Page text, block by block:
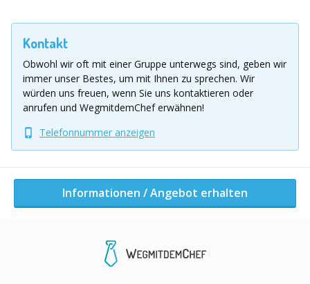
Flasche Sekt für das Gewinnerteam
Genussevent im Restaurant
3-Gang Menü
Vorspeise
Hauptgang
Dessert
3 Getränke zur Auswahl aus:
Softdrinks
Alkoholfreies Bier
Kontakt
Obwohl wir oft mit einer Gruppe unterwegs sind, geben wir
immer unser Bestes, um mit Ihnen zu sprechen. Wir
würden uns freuen, wenn Sie uns kontaktieren oder
anrufen und WegmitdemChef erwähnen!
Telefonnummer anzeigen
Informationen / Angebot erhalten